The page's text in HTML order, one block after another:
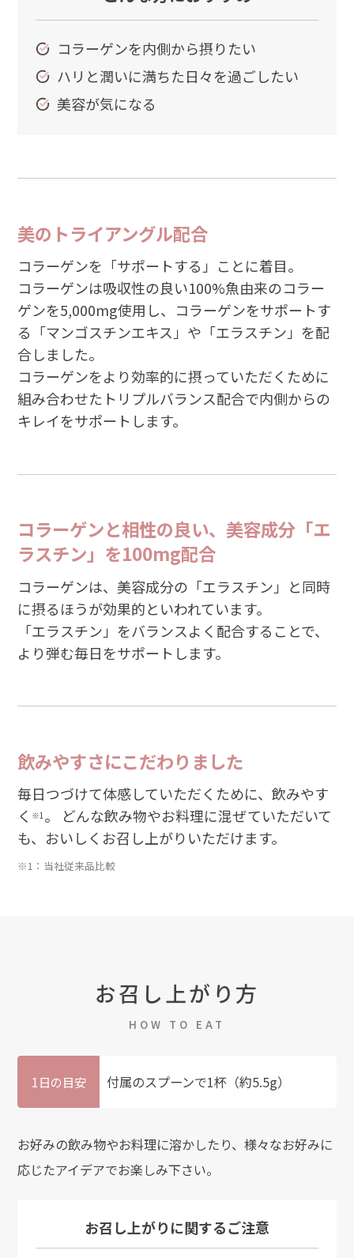
コラーゲンを内側から摂りたい
ハリと潤いに満ちた日々を過ごしたい
美容が気になる
美のトライアングル配合
コラーゲンを「サポートする」ことに着目。
コラーゲンは吸収性の良い100%魚由来のコラー
ゲンを5,000mg使用し、コラーゲンをサポートす
る「マンゴスチンエキス」や「エラスチン」を配
合しました。
コラーゲンをより効率的に摂っていただくために
組み合わせたトリプルバランス配合で内側からの
キレイをサポートします。
コラーゲンと相性の良い、美容成分「エ
ラスチン」を100mg配合
コラーゲンは、美容成分の「エラスチン」と同時
に摂るほうが効果的といわれています。
「エラスチン」をバランスよく配合することで、
より弾む毎日をサポートします。
飲みやすさにこだわりました
毎日つづけて体感していただくために、飲みやす
く ※1。 どんな飲み物やお料理に混ぜていただいて
も、おいしくお召し上がりいただけます。
※1：当社従来品比較
お召し上がり方
HOW TO EAT
1日の目安 付属のスプーンで1杯（約5.5g）
お好みの飲み物やお料理に溶かしたり、様々なお好みに
応じたアイデアでお楽しみ下さい。
お召し上がりに関するご注意